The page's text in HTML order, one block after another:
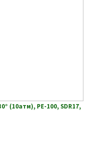
(10атм), РЕ-100, SDR17,